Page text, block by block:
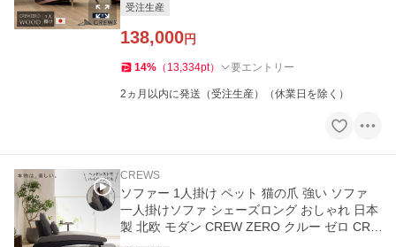
受注生産
138,000円
14% （ 13,334pt） 要エントリー
2ヵ月以内に発送（受注生産）（休業日を除く）
CREWS
ソファー 1人掛け ペット 猫の爪 強い ソファ
一人掛けソファ シェーズロング おしゃれ 日本
製 北欧 モダン CREW ZERO クルー ゼロ CRE